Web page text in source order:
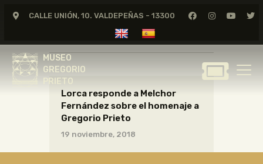
CALLE UNIÓN, 10. VALDEPEÑAS - 13300
MUSEO
GREGORIO
PRIETO
MUSEO
GREGORIO
GREGORIO PRIETO
MUSEO
ARCHIVO
CERTAMEN DE DIBUJO
Lorca responde a Melchor
Fernández sobre el homenaje a
Gregorio Prieto
19 noviembre, 2018